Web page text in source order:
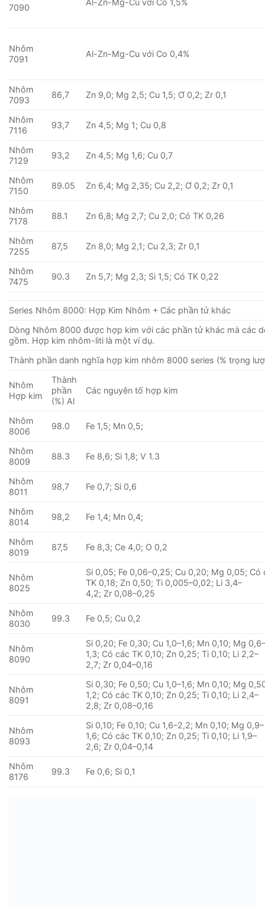
7090
Al-Zn-Mg-Cu với Co 1,5%
Nhôm
7091
Al-Zn-Mg-Cu với Co 0,4%
Nhôm
7093
86,7 Zn 9,0; Mg 2,5; Cu 1,5; Ơ 0,2; Zr 0,1
Nhôm
7116
93,7 Zn 4,5; Mg 1; Cu 0,8
Nhôm
7129
93,2 Zn 4,5; Mg 1,6; Cu 0,7
Nhôm
7150
89.05 Zn 6,4; Mg 2,35; Cu 2,2; Ơ 0,2; Zr 0,1
Nhôm
7178
88.1 Zn 6,8; Mg 2,7; Cu 2,0; Có TK 0,26
Nhôm
7255
87,5 Zn 8,0; Mg 2,1; Cu 2,3; Zr 0,1
Nhôm
7475
90.3 Zn 5,7; Mg 2,3; Si 1,5; Có TK 0,22
Series Nhôm 8000: Hợp Kim Nhôm + Các phần tử khác
Dòng Nhôm 8000 được hợp kim với các phần tử khác mà các
gồm. Hợp kim nhôm-liti là một ví dụ.
Thành phần danh nghĩa hợp kim nhôm 8000 series (% trọng
Nhôm
Hợp kim
Thành
phần
(%) Al
Các nguyên tố hợp kim
Nhôm
8006
98.0 Fe 1,5; Mn 0,5;
Nhôm
8009
88.3 Fe 8,6; Si 1,8; V 1.3
Nhôm
8011
98,7 Fe 0,7; Si 0,6
Nhôm
8014
98,2 Fe 1,4; Mn 0,4;
Nhôm
8019
87,5 Fe 8,3; Ce 4,0; O 0,2
Nhôm
8025
Si 0,05; Fe 0,06–0,25; Cu 0,20; Mg 0,05; Có
TK 0,18; Zn 0,50; Ti 0,005–0,02; Li 3,4–
4,2; Zr 0,08–0,25
Nhôm
8030
99.3 Fe 0,5; Cu 0,2
Nhôm
8090
Si 0,20; Fe 0,30; Cu 1,0–1,6; Mn 0,10; Mg
1,3; Có các TK 0,10; Zn 0,25; Ti 0,10; Li 2,2–
2,7; Zr 0,04–0,16
Nhôm
8091
Si 0,30; Fe 0,50; Cu 1,0–1,6; Mn 0,10; Mg
1,2; Có các TK 0,10; Zn 0,25; Ti 0,10; Li 2,4–
2,8; Zr 0,08–0,16
Nhôm
8093
Si 0,10; Fe 0,10; Cu 1,6–2,2; Mn 0,10; Mg 0,9–
1,6; Có các TK 0,10; Zn 0,25; Ti 0,10; Li 1,9–
2,6; Zr 0,04–0,14
Nhôm
8176
99.3 Fe 0,6; Si 0,1